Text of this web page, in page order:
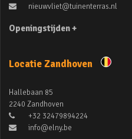
nieuwvliet@tuinenterras.nl
Openingstijden +
Locatie Zandhoven
Hallebaan 85
2240 Zandhoven
+32 32479894224
info@elny.be